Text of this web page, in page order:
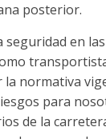
posterior.
seguridad en
la normativa
para
de la